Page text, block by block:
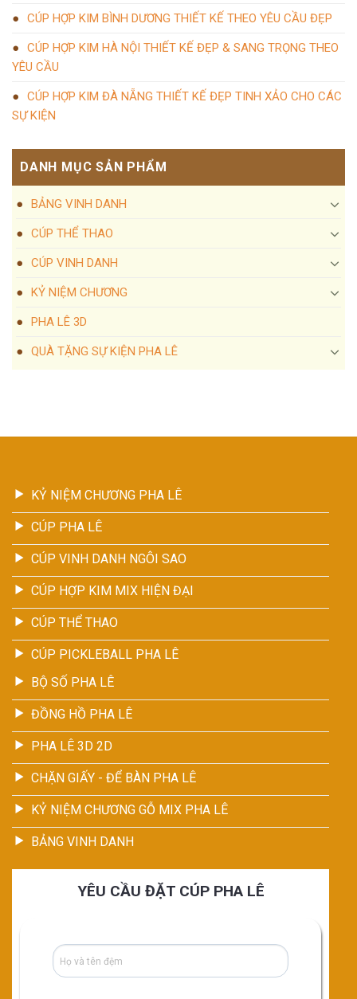
CÚP HỢP KIM BÌNH DƯƠNG THIẾT KẾ THEO YÊU CẦU ĐẸP
CÚP HỢP KIM HÀ NỘI THIẾT KẾ ĐẸP & SANG TRỌNG THEO
YÊU CẦU
CÚP HỢP KIM ĐÀ NẴNG THIẾT KẾ ĐẸP TINH XẢO CHO CÁC
SỰ KIỆN
DANH MỤC SẢN PHẨM
BẢNG VINH DANH
CÚP THỂ THAO
CÚP VINH DANH
KỶ NIỆM CHƯƠNG
PHA LÊ 3D
QUÀ TẶNG SỰ KIỆN PHA LÊ
KỶ NIỆM CHƯƠNG PHA LÊ
CÚP PHA LÊ
CÚP VINH DANH NGÔI SAO
CÚP HỢP KIM MIX HIỆN ĐẠI
CÚP THỂ THAO
CÚP PICKLEBALL PHA LÊ
BỘ SỐ PHA LÊ
ĐỒNG HỒ PHA LÊ
PHA LÊ 3D 2D
CHẶN GIẤY - ĐỂ BÀN PHA LÊ
KỶ NIỆM CHƯƠNG GỖ MIX PHA LÊ
BẢNG VINH DANH
YÊU CẦU ĐẶT CÚP PHA LÊ